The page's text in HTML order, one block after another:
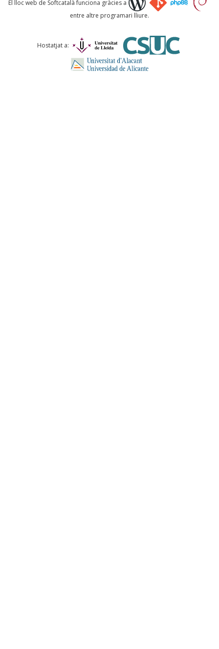
Comentari *
El lloc web de Softcatalà funciona gràcies a
entre altre programari lliure.
Hostatjat a: